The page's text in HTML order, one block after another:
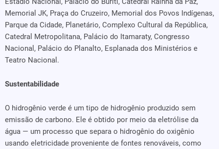
Memorial JK, Praça do Cruzeiro, Memorial dos Povos Indígenas,
Parque da Cidade, Planetário, Complexo Cultural da República,
Catedral Metropolitana, Palácio do Itamaraty, Congresso
Nacional, Palácio do Planalto, Esplanada dos Ministérios e
Teatro Nacional.
Sustentabilidade
O hidrogênio verde é um tipo de hidrogênio produzido sem
emissão de carbono. Ele é obtido por meio da eletrólise da
água — um processo que separa o hidrogênio do oxigênio
usando eletricidade proveniente de fontes renováveis, como